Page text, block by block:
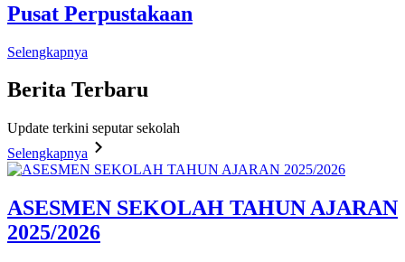
Pusat Perpustakaan
Selengkapnya
Berita Terbaru
Update terkini seputar sekolah
Selengkapnya
ASESMEN SEKOLAH TAHUN AJARAN
2025/2026